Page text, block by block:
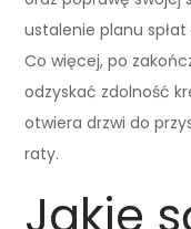
ustalenie planu
Co więcej, po
odzyskać zdolność
otwiera drzwi do
raty.
Jakie